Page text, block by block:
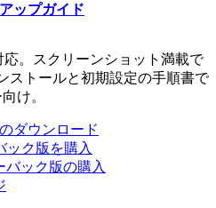
ップガイド
応。スクリーンショット満載で
ストールと初期設定の手順書で
け。
ダウンロード
ック版を購入
バック版の購入